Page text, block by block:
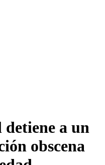
a un
obscena